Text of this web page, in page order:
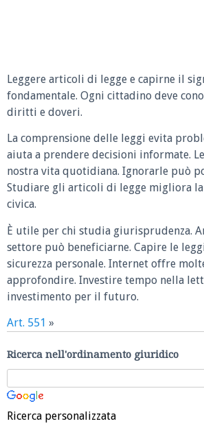
Leggere articoli di legge e capirne il
fondamentale. Ogni cittadino deve
diritti e doveri.
La comprensione delle leggi evita
aiuta a prendere decisioni informate.
nostra vita quotidiana. Ignorarle può
Studiare gli articoli di legge migliora la
civica.
È utile per chi studia giurisprudenza.
settore può beneficiarne. Capire le
sicurezza personale. Internet offre
approfondire. Investire tempo nella
investimento per il futuro.
Art. 551 »
Ricerca nell'ordinamento giuridico
Ricerca personalizzata